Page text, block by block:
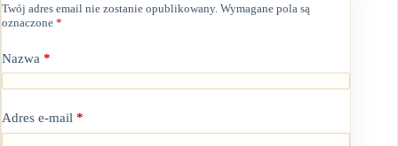
Twój adres email nie zostanie opublikowany. Wymagane pola są
oznaczone *
Nazwa *
Adres e-mail *